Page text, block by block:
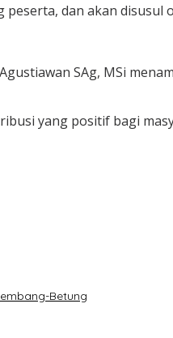
dan akan
SAg, MSi
yang positif bagi
Betung